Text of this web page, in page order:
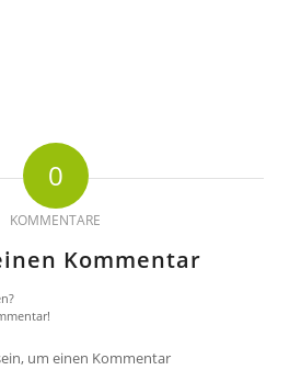
0
KOMMENTARE
Kommentar
um einen Kommentar